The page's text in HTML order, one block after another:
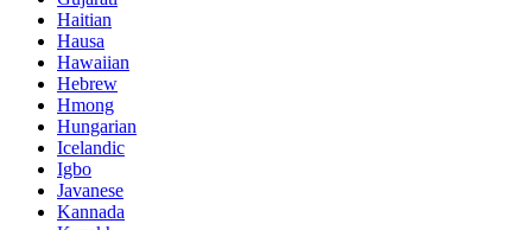
Haitian
Hausa
Hawaiian
Hebrew
Hmong
Hungarian
Icelandic
Igbo
Javanese
Kannada